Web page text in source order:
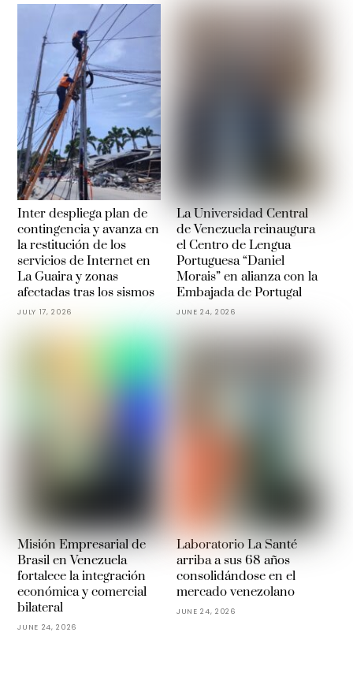
Inter despliega plan de
contingencia y avanza en
la restitución de los
servicios de Internet en
La Guaira y zonas
afectadas tras los sismos
JULY 17, 2026
La Universidad Central
de Venezuela reinaugura
el Centro de Lengua
Portuguesa “Daniel
Morais” en alianza con la
Embajada de Portugal
JUNE 24, 2026
Misión Empresarial de
Brasil en Venezuela
fortalece la integración
económica y comercial
bilateral
JUNE 24, 2026
Laboratorio La Santé
arriba a sus 68 años
consolidándose en el
mercado venezolano
JUNE 24, 2026